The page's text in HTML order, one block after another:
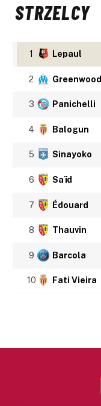
STRZELCY
1 Lepaul
2 Greenwood
3 Panichelli
4 Balogun
5 Sinayoko
6 Saïd
7 Édouard
8 Thauvin
9 Barcola
10 Fati Vieira